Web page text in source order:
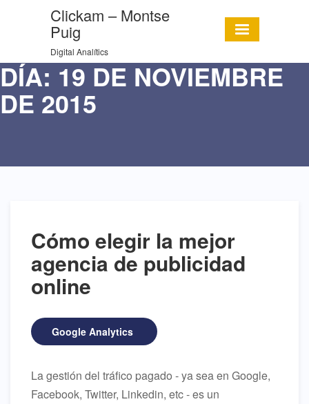
Clickam – Montse
Puig
Digital Analítics
DÍA: 19 DE NOVIEMBRE
DE 2015
Cómo elegir la mejor
agencia de publicidad
online
Google Analytics
La gestión del tráfico pagado - ya sea en Google,
Facebook, Twitter, Linkedin, etc - es un